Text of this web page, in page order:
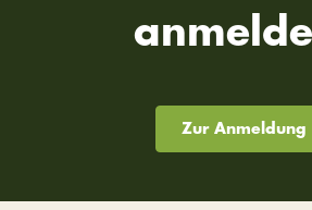
Zur Anmeldung